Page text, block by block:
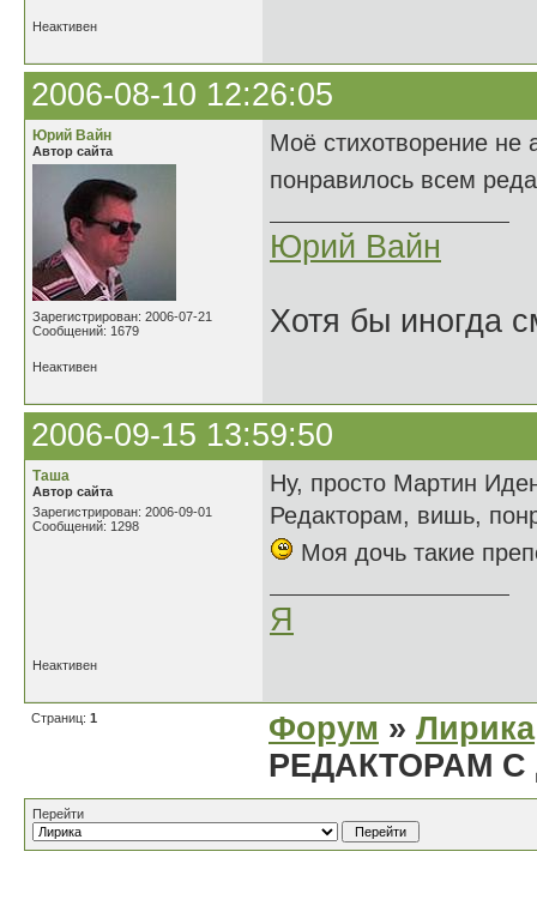
Неактивен
2006-08-10 12:26:05
Юрий Вайн
Автор сайта
Зарегистрирован: 2006-07-21
Сообщений: 1679
Моё стихотворение не
понравилось всем
Юрий Вайн
Хотя бы иногда
Неактивен
2006-09-15 13:59:50
Таша
Автор сайта
Зарегистрирован: 2006-09-01
Сообщений: 1298
Ну, просто Мартин
Редакторам, вишь,
Моя дочь такие
Я
Неактивен
Страниц: 1 Форум » Лирика
РЕДАКТОРАМ
Перейти